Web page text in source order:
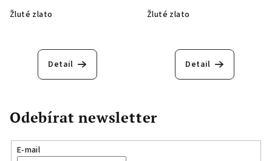
Žluté zlato
Detail
Žluté zlato
Detail
Odebírat newsletter
E-mail